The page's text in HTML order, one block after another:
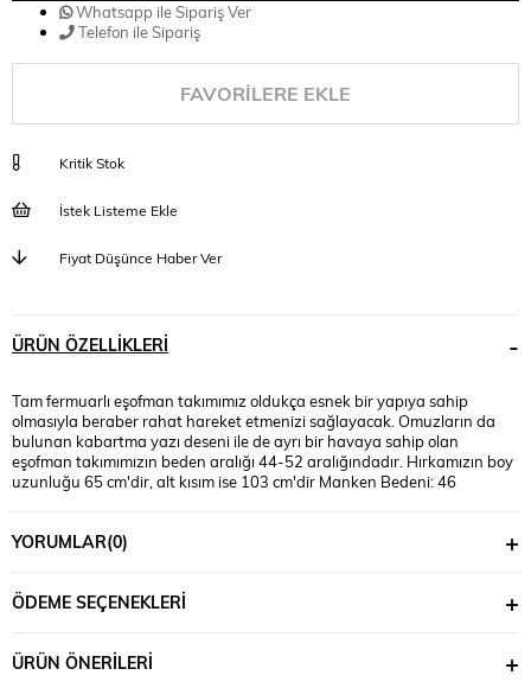
Whatsapp ile Sipariş Ver
Telefon ile Sipariş
FAVORILERE EKLE
Kritik Stok
İstek Listeme Ekle
Fiyat Düşünce Haber Ver
ÜRÜN ÖZELLIKLERI
Tam fermuarlı eşofman takımımız oldukça esnek bir yapıya sahip
olmasıyla beraber rahat hareket etmenizi sağlayacak. Omuzların da
bulunan kabartma yazı deseni ile de ayrı bir havaya sahip olan
eşofman takımımızın beden aralığı 44-52 aralığındadır. Hırkamızın boy
uzunluğu 65 cm'dir, alt kısım ise 103 cm'dir Manken Bedeni: 46
YORUMLAR(0)
ÖDEME SEÇENEKLERI
ÜRÜN ÖNERILERI